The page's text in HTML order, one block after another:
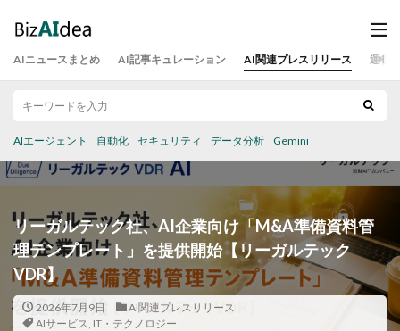
AIニュースまとめ AI記事キュレーション AI関連プレスリリース 運営
AIエージェント 自動化 セキュリティ データ分析 Gemini
リーガルテック社、AI企業向け「M&A準備資料管
理テンプレート」を提供開始【リーガルテック
VDR】
2026年7月9日
AI関連プレスリリース
AIサービス, IT・テクノロジー